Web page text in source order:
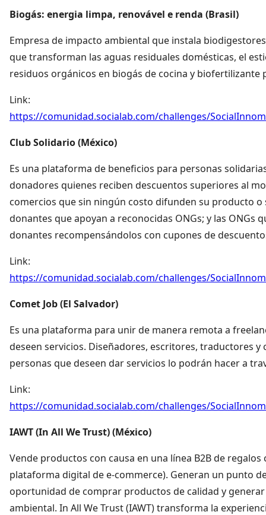
Biogás: energia limpa, renovável e renda (Brasil)
Empresa de impacto ambiental que instala
que transforman las aguas residuales domésticas, el
residuos orgánicos en biogás de cocina y biofertilizante
Link:
https://comunidad.socialab.com/challenges/
Club Solidario (México)
Es una plataforma de beneficios para personas
donadores quienes reciben descuentos superiores al
comercios que sin ningún costo difunden su producto o
donantes que apoyan a reconocidas ONGs; y las ONGs
donantes recompensándolos con cupones de
Link:
https://comunidad.socialab.com/challenges/
Comet Job (El Salvador)
Es una plataforma para unir de manera remota a
deseen servicios. Diseñadores, escritores, traductores
personas que deseen dar servicios lo podrán hacer a
Link:
https://comunidad.socialab.com/challenges/
IAWT (In All We Trust) (México)
Vende productos con causa en una línea B2B de
plataforma digital de e-commerce). Generan un punto
oportunidad de comprar productos de calidad y
ambiental. In All We Trust (IAWT) transforma la